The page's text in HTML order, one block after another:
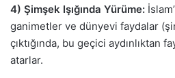
4) Şimşek Işığında Yürüme:
ganimetler ve dünyevi faydalar
çıktığında, bu geçici aydınlıktan
atarlar.